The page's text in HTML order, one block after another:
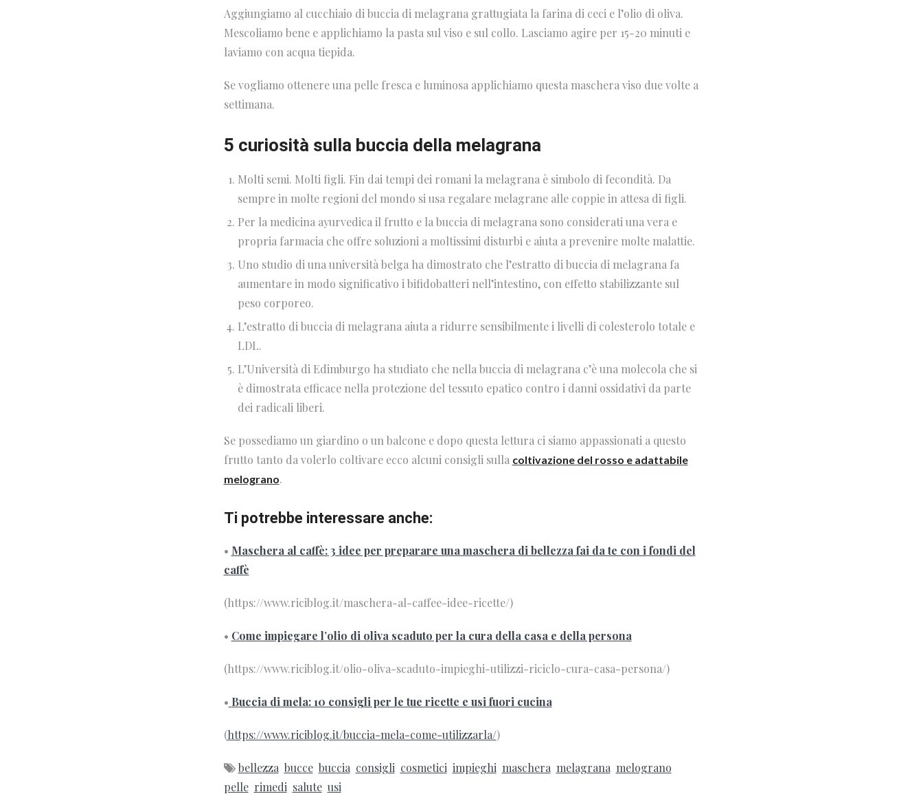
Aggiungiamo al cucchiaio di buccia di melagrana grattugiata la farina di ceci e l’olio di oliva.
Mescoliamo bene e applichiamo la pasta sul viso e sul collo. Lasciamo agire per 15-20 minuti e
laviamo con acqua tiepida.
Se vogliamo ottenere una pelle fresca e luminosa applichiamo questa maschera viso due volte a
settimana.
5 curiosità sulla buccia della melagrana
Molti semi. Molti figli. Fin dai tempi dei romani la melagrana è simbolo di fecondità. Da
sempre in molte regioni del mondo si usa regalare melagrane alle coppie in attesa di figli.
Per la medicina ayurvedica il frutto e la buccia di melagrana sono considerati una vera e
propria farmacia che offre soluzioni a moltissimi disturbi e aiuta a prevenire molte malattie.
Uno studio di una università belga ha dimostrato che l’estratto di buccia di melagrana fa
aumentare in modo significativo i bifidobatteri nell’intestino, con effetto stabilizzante sul
peso corporeo.
L’estratto di buccia di melagrana aiuta a ridurre sensibilmente i livelli di colesterolo totale e
LDL.
L’Università di Edimburgo ha studiato che nella buccia di melagrana c’è una molecola che si
è dimostrata efficace nella protezione del tessuto epatico contro i danni ossidativi da parte
dei radicali liberi.
Se possediamo un giardino o un balcone e dopo questa lettura ci siamo appassionati a questo
frutto tanto da volerlo coltivare ecco alcuni consigli sulla coltivazione del rosso e adattabile
melograno.
Ti potrebbe interessare anche:
• Maschera al caffè: 3 idee per preparare una maschera di bellezza fai da te con i fondi del
caffè
(https://www.riciblog.it/maschera-al-caffee-idee-ricette/)
• Come impiegare l’olio di oliva scaduto per la cura della casa e della persona
(https://www.riciblog.it/olio-oliva-scaduto-impieghi-utilizzi-riciclo-cura-casa-persona/)
• Buccia di mela: 10 consigli per le tue ricette e usi fuori cucina
(https://www.riciblog.it/buccia-mela-come-utilizzarla/)
bellezza bucce buccia consigli cosmetici impieghi maschera melagrana melograno
pelle rimedi salute usi